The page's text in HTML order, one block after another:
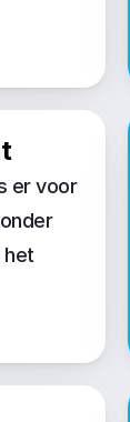
er voor
het